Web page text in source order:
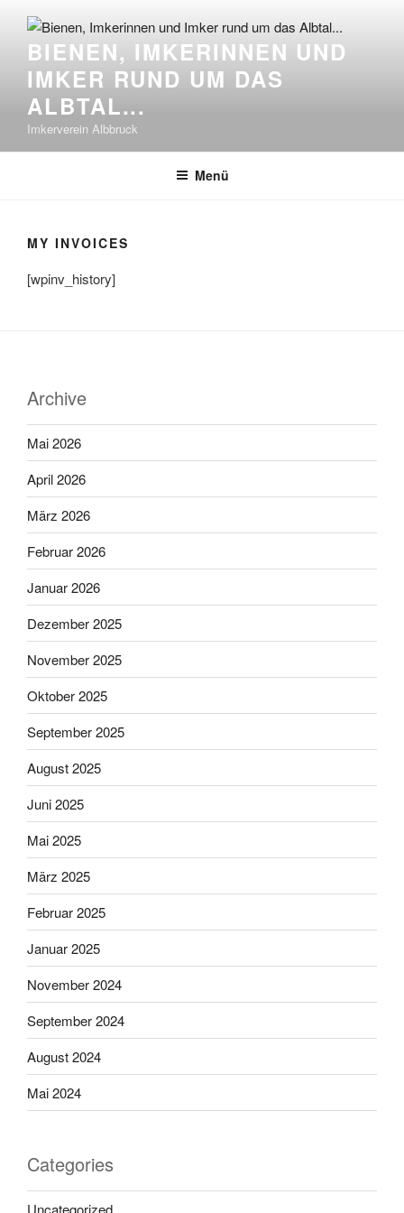
Inhalt
springenBIENEN, IMKERINNEN UND
IMKER RUND UM DAS
ALBTAL...
Imkerverein Albbruck
Menü
MY INVOICES
[wpinv_history]
Archive
Mai 2026
April 2026
März 2026
Februar 2026
Januar 2026
Dezember 2025
November 2025
Oktober 2025
September 2025
August 2025
Juni 2025
Mai 2025
März 2025
Februar 2025
Januar 2025
November 2024
September 2024
August 2024
Mai 2024
Categories
Uncategorized